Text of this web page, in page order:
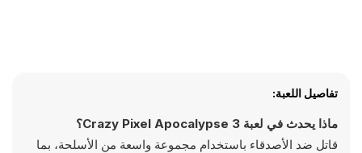
تفاصيل اللعبة:
ماذا يحدث في لعبة Crazy Pixel Apocalypse 3؟
قاتل ضد الأصدقاء باستخدام مجموعة واسعة من الأسلحة، بما